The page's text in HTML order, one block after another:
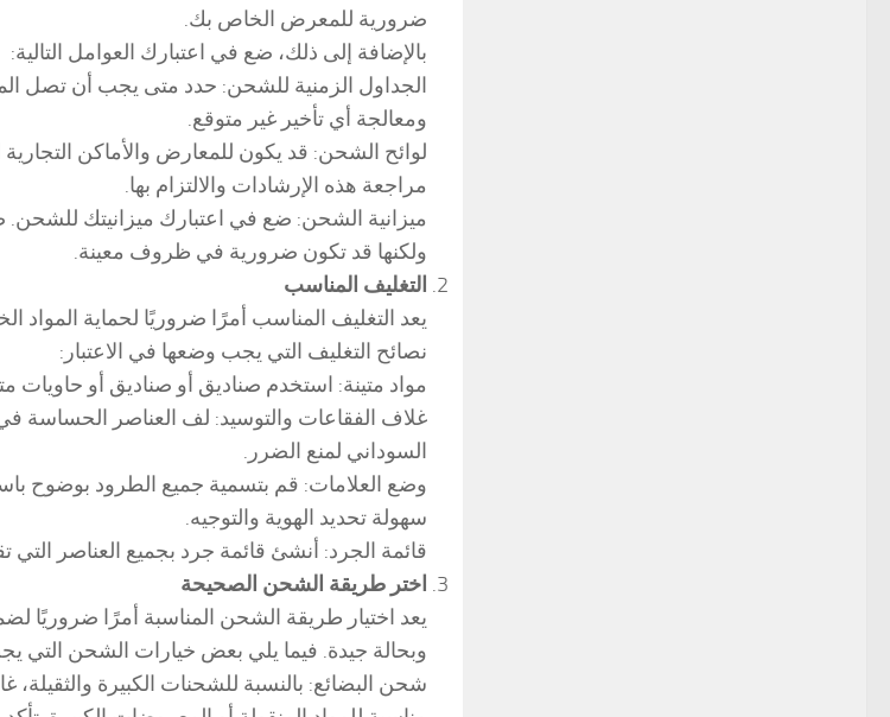
ضرورية للمعرض الخاص بك.
بالإضافة إلى ذلك، ضع في اعتبارك العوامل التالية:
الجداول الزمنية للشحن: حدد متى يجب أن تصل
ومعالجة أي تأخير غير متوقع.
لوائح الشحن: قد يكون للمعارض والأماكن
مراجعة هذه الإرشادات والالتزام بها.
ميزانية الشحن: ضع في اعتبارك ميزانيتك
ولكنها قد تكون ضرورية في ظروف معينة.
التغليف المناسب
يعد التغليف المناسب أمرًا ضروريًا لحماية المواد
نصائح التغليف التي يجب وضعها في الاعتبار:
مواد متينة: استخدم صناديق أو صناديق أو حاويات
غلاف الفقاعات والتوسيد: لف العناصر الحساسة
السوداني لمنع الضرر.
وضع العلامات: قم بتسمية جميع الطرود بوضوح
سهولة تحديد الهوية والتوجيه.
قائمة الجرد: أنشئ قائمة جرد بجميع العناصر
اختر طريقة الشحن الصحيحة
يعد اختيار طريقة الشحن المناسبة أمرًا ضروريًا
وبحالة جيدة. فيما يلي بعض خيارات الشحن التي
شحن البضائع: بالنسبة للشحنات الكبيرة والثقيلة،